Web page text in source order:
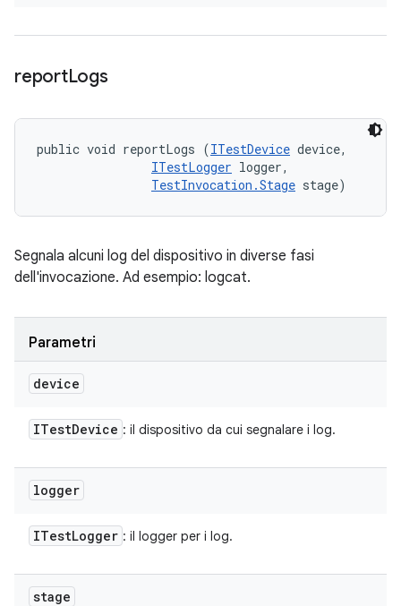
reportLogs
public void reportLogs (ITestDevice device,
ITestLogger logger,
TestInvocation.Stage stage)
Segnala alcuni log del dispositivo in diverse fasi
dell'invocazione. Ad esempio: logcat.
Parametri
device
ITestDevice : il dispositivo da cui segnalare i log.
logger
ITestLogger : il logger per i log.
stage